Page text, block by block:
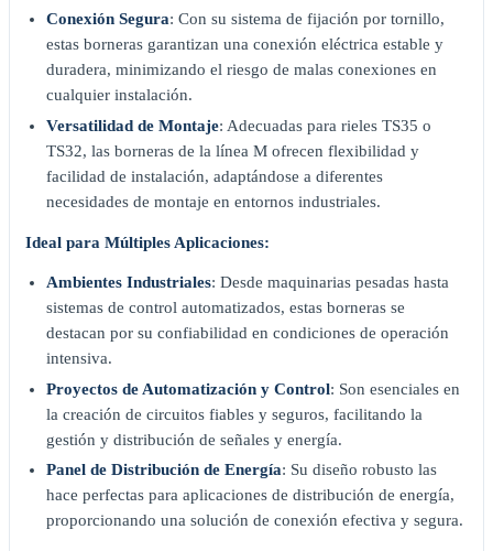
Conexión Segura: Con su sistema de fijación por tornillo,
estas borneras garantizan una conexión eléctrica estable y
duradera, minimizando el riesgo de malas conexiones en
cualquier instalación.
Versatilidad de Montaje: Adecuadas para rieles TS35 o
TS32, las borneras de la línea M ofrecen flexibilidad y
facilidad de instalación, adaptándose a diferentes
necesidades de montaje en entornos industriales.
Ideal para Múltiples Aplicaciones:
Ambientes Industriales: Desde maquinarias pesadas hasta
sistemas de control automatizados, estas borneras se
destacan por su confiabilidad en condiciones de operación
intensiva.
Proyectos de Automatización y Control: Son esenciales en
la creación de circuitos fiables y seguros, facilitando la
gestión y distribución de señales y energía.
Panel de Distribución de Energía: Su diseño robusto las
hace perfectas para aplicaciones de distribución de energía,
proporcionando una solución de conexión efectiva y segura.